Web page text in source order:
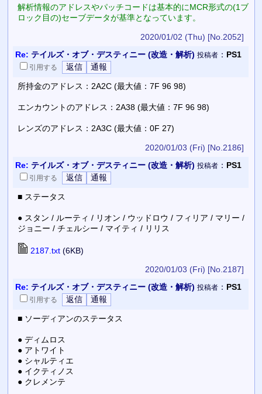
解析情報のアドレスやパッチコードは基本的にMCR形式の(1ブ
ロック目の)セーブデータが基準となっています。
2020/01/02 (Thu) [No.2052]
Re: テイルズ・オブ・デスティニー (改造・解析) 投稿者： PS1
引用する
所持金のアドレス：2A2C (最大値：7F 96 98)
エンカウントのアドレス：2A38 (最大値：7F 96 98)
レンズのアドレス：2A3C (最大値：0F 27)
2020/01/03 (Fri) [No.2186]
Re: テイルズ・オブ・デスティニー (改造・解析) 投稿者： PS1
引用する
■ ステータス
● スタン / ルーティ / リオン / ウッドロウ / フィリア / マリー /
ジョニー / チェルシー / マイティ / リリス
2187.txt(6KB)
2020/01/03 (Fri) [No.2187]
Re: テイルズ・オブ・デスティニー (改造・解析) 投稿者： PS1
引用する
■ ソーディアンのステータス
● ディムロス
● アトワイト
● シャルティエ
● イクティノス
● クレメンテ